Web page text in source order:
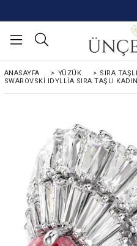
ANASAYFA > YÜZÜK > SIRA
SWAROVSKI IDYLLIA SIRA TAŞLI